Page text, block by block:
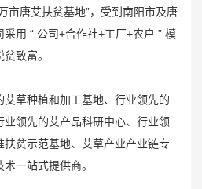
亩唐艾扶贫基地”，受到南阳市及唐
用 “ 公司+合作社+工厂+农户 ” 模
致富。
草种植和加工基地、行业领先的
业领先的艾产品科研中心、行业领
贫示范基地、艾草产业产业链专
一站式提供商。